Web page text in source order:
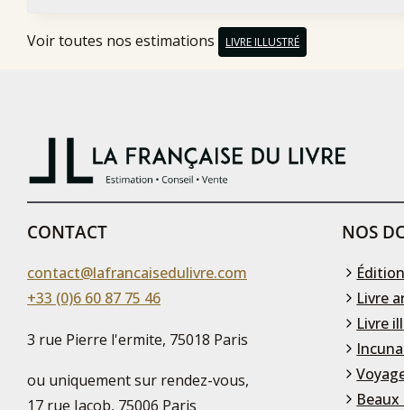
Voir toutes nos estimations LIVRE ILLUSTRÉ
CONTACT
contact@lafrancaisedulivre.com
+33 (0)6 60 87 75 46
3 rue Pierre l'ermite, 75018 Paris
ou uniquement sur rendez-vous,
17 rue Jacob, 75006 Paris
NOS
Livre
Livre